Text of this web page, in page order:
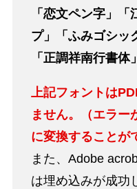
「恋文ペン字」
プ」「ふみゴシッ
「正調祥南行書体
上記フォントは
ません。（エラー
に変換することが
また、Adobe
は埋め込みが成功